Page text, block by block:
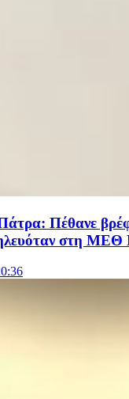
Πέθανε
στη ΜΕΘ